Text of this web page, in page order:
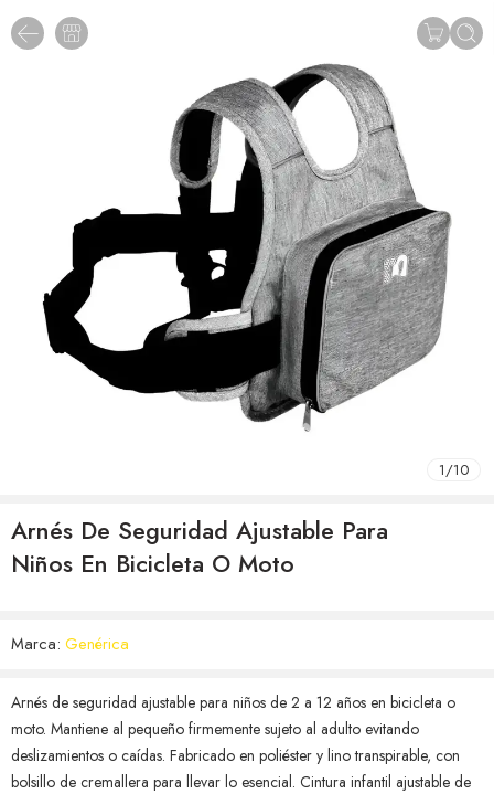
1/10
Arnés De Seguridad Ajustable Para
Niños En Bicicleta O Moto
Marca: Genérica
Arnés de seguridad ajustable para niños de 2 a 12 años en bicicleta o
moto. Mantiene al pequeño firmemente sujeto al adulto evitando
deslizamientos o caídas. Fabricado en poliéster y lino transpirable, con
bolsillo de cremallera para llevar lo esencial. Cintura infantil ajustable de